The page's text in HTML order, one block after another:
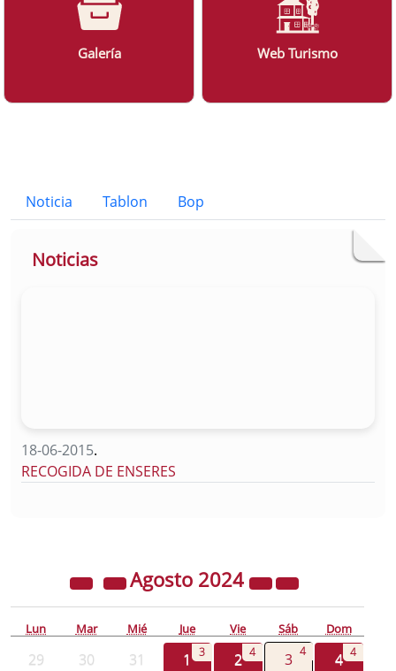
Galería Web Turismo
Noticia Tablon Bop
Button
Noticias
18-06-2015.
RECOGIDA DE ENSERES
Agosto 2024
Lun Mar Mié Jue Vie Sáb Dom
29 30 31 1 3 2 4 3 4 4 4